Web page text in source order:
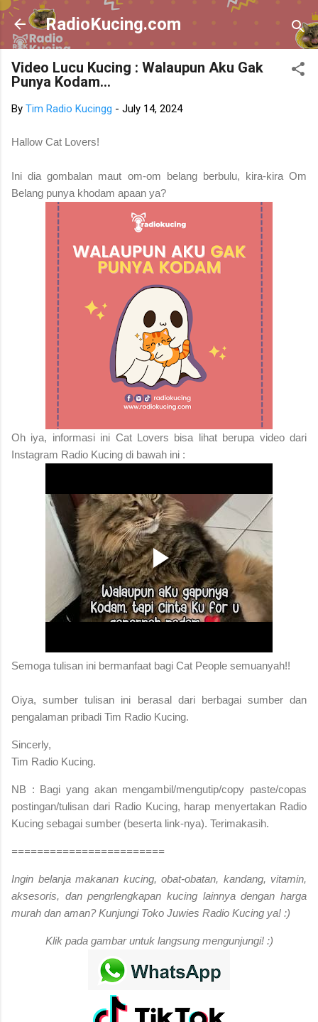
Skip to main content
RadioKucing.com
Video Lucu Kucing : Walaupun Aku Gak
Punya Kodam...
By Tim Radio Kucingg - July 14, 2024
Hallow Cat Lovers!
Ini dia gombalan maut om-om belang berbulu, kira-kira Om
Belang punya khodam apaan ya?
Oh iya, informasi ini Cat Lovers bisa lihat berupa video dari
Instagram Radio Kucing di bawah ini :
Semoga tulisan ini bermanfaat bagi Cat People semuanyah!!
Oiya, sumber tulisan ini berasal dari berbagai sumber dan
pengalaman pribadi Tim Radio Kucing.
Sincerly,
Tim Radio Kucing.
NB : Bagi yang akan mengambil/mengutip/copy paste/copas
postingan/tulisan dari Radio Kucing, harap menyertakan Radio
Kucing sebagai sumber (beserta link-nya). Terimakasih.
========================
Ingin belanja makanan kucing, obat-obatan, kandang, vitamin,
aksesoris, dan pengrlengkapan kucing lainnya dengan harga
murah dan aman? Kunjungi Toko Juwies Radio Kucing ya! :)
Klik pada gambar untuk langsung mengunjungi! :)